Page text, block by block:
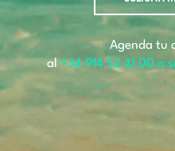
Agenda tu
al+34 914 52 41 00 o